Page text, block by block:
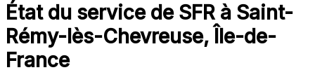
État du service de SFR à Saint-
Rémy-lès-Chevreuse, Île-de-
France